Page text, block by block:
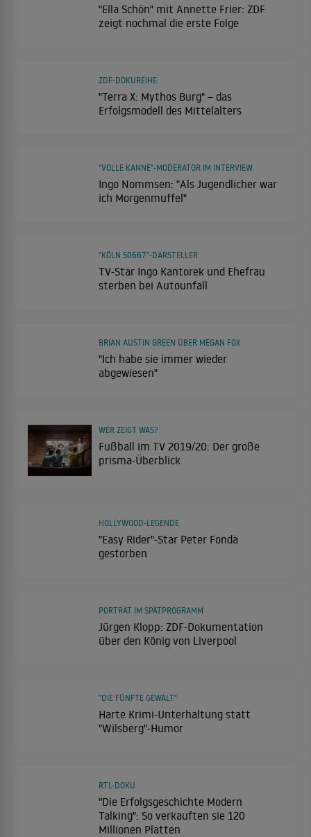
"Ella Schön" mit Annette Frier: ZDF
zeigt nochmal die erste Folge
"Terra X: Mythos Burg" – das
Erfolgsmodell des Mittelalters
ZDF-DOKUREIHE
Ingo Nommsen: "Als Jugendlicher war
ich Morgenmuffel"
"VOLLE KANNE"-MODERATOR IM INTERVIEW
TV-Star Ingo Kantorek und Ehefrau
sterben bei Autounfall
"KÖLN 50667"-DARSTELLER
"Ich habe sie immer wieder
abgewiesen"
BRIAN AUSTIN GREEN ÜBER MEGAN FOX
Fußball im TV 2019/20: Der große
prisma-Überblick
WER ZEIGT WAS?
"Easy Rider"-Star Peter Fonda
gestorben
HOLLYWOOD-LEGENDE
Jürgen Klopp: ZDF-Dokumentation
über den König von Liverpool
PORTRÄT IM SPÄTPROGRAMM
Harte Krimi-Unterhaltung statt
"Wilsberg"-Humor
"DIE FÜNFTE GEWALT"
"Die Erfolgsgeschichte Modern
Talking": So verkauften sie 120
Millionen Platten
RTL-DOKU